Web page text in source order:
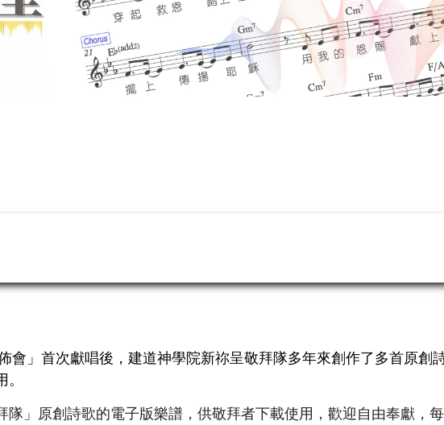
會」首次獻唱後，建道神學院新祢呈敬拜隊多年來創作了多首原創
」原創詩歌的電子版樂譜，供敬拜者下載使用，歡迎自由奉獻，